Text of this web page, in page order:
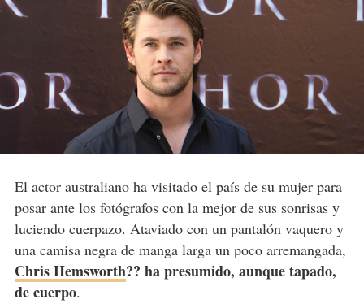
El actor australiano ha visitado el país de su mujer para
posar ante los fotógrafos con la mejor de sus sonrisas y
luciendo cuerpazo. Ataviado con un pantalón vaquero y
una camisa negra de manga larga un poco arremangada,
Chris Hemsworth?? ha presumido, aunque tapado,
de cuerpo.